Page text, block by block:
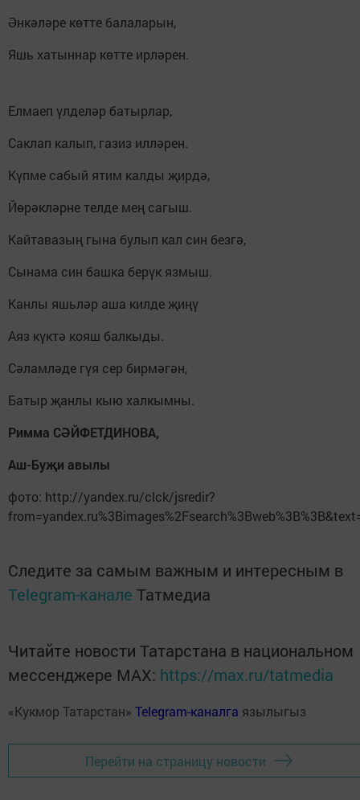
Әнкәләре көтте балаларын,
Яшь хатыннар көтте ирләрен.
Елмаеп үлделәр батырлар,
Саклап калып, газиз илләрен.
Күпме сабый ятим калды җирдә,
Йөрәкләрне телде мең сагыш.
Кайтавазың гына булып кал син безгә,
Сынама син башка берүк язмыш.
Канлы яшьләр аша килде җиңү
Аяз күктә кояш балкыды.
Сәламләде гүя сер бирмәгән,
Батыр җанлы кыю халкымны.
Римма СӘЙФЕТДИНОВА,
Аш-Буҗи авылы
фото: http://yandex.ru/clck/jsredir?
Следите за самым важным и интересным в
Telegram-канале Татмедиа
Читайте новости Татарстана в национальном
мессенджере MАХ: https://max.ru/tatmedia
«Кукмор Татарстан» Telegram-каналга язылыгыз
Перейти на страницу новости